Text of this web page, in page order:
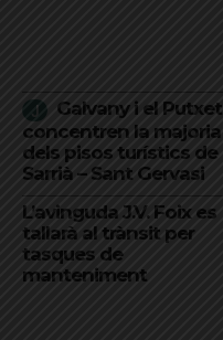
Galvany i el Putxet
concentren la majoria
dels pisos turístics de
Sarrià – Sant Gervasi
L’avinguda J.V. Foix es
tallarà al trànsit per
tasques de
manteniment